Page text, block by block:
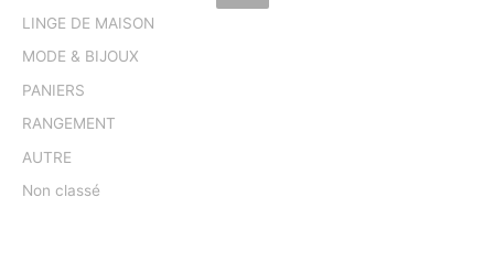
LINGE DE MAISON
MODE & BIJOUX
PANIERS
RANGEMENT
AUTRE
Non classé